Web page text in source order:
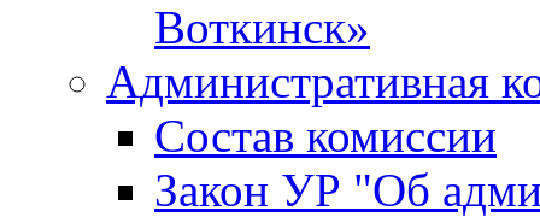
Воткинск»
Административная
Состав комиссии
Закон УР "Об